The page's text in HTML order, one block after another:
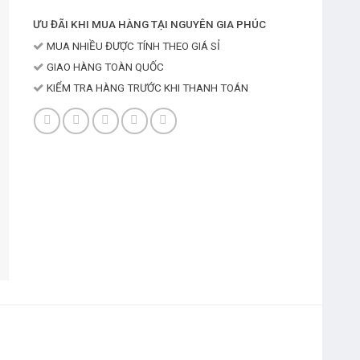
ƯU ĐÃI KHI MUA HÀNG TẠI NGUYÊN GIA PHÚC
MUA NHIỀU ĐƯỢC TÍNH THEO GIÁ SỈ
GIAO HÀNG TOÀN QUỐC
KIỂM TRA HÀNG TRƯỚC KHI THANH TOÁN